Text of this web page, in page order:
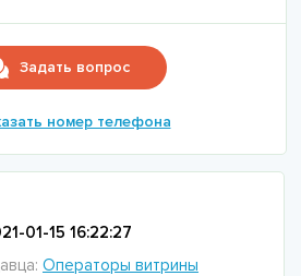
Задать вопрос
номер телефона
01-15 16:22:27
Операторы витрины